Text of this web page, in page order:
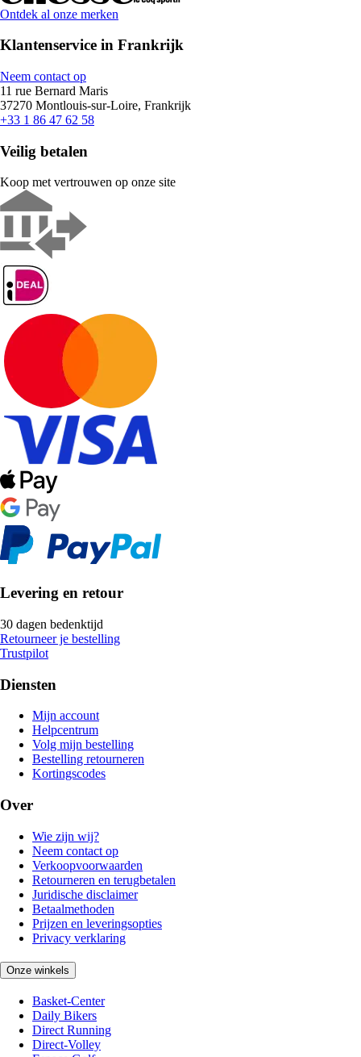
Ontdek al onze merken
Klantenservice in Frankrijk
Neem contact op
11 rue Bernard Maris
37270 Montlouis-sur-Loire, Frankrijk
+33 1 86 47 62 58
Veilig betalen
Koop met vertrouwen op onze site
Levering en retour
30 dagen bedenktijd
Retourneer je bestelling
Trustpilot
Diensten
Mijn account
Helpcentrum
Volg mijn bestelling
Bestelling retourneren
Kortingscodes
Over
Wie zijn wij?
Neem contact op
Verkoopvoorwaarden
Retourneren en terugbetalen
Juridische disclaimer
Betaalmethoden
Prijzen en leveringsopties
Privacy verklaring
Onze winkels
Basket-Center
Daily Bikers
Direct Running
Direct-Volley